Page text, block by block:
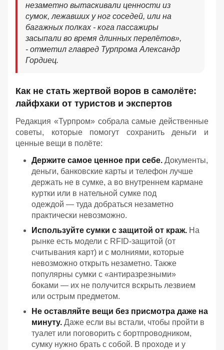
незаметно вытаскивали ценности из
сумок, лежавших у ног соседей, или на
багажных полках - кога пассажиры
засыпали во время длинных перелётов»,
- отметил главред Турпрома Александр
Гордиец.
Как не стать жертвой воров в самолёте:
лайфхаки от туристов и экспертов
Редакция «Турпром» собрала самые действенные
советы, которые помогут сохранить деньги и
ценные вещи в полёте:
Держите самое ценное при себе. Документы,
деньги, банковские карты и телефон лучше
держать не в сумке, а во внутреннем кармане
куртки или в нательной сумке под
одеждой — туда добраться незаметно
практически невозможно.
Используйте сумки с защитой от краж. На
рынке есть модели с RFID‑защитой (от
считывания карт) и с молниями, которые
невозможно открыть незаметно. Также
популярны сумки с «антиразрезными»
боками — их не получится вскрыть лезвием
или острым предметом.
Не оставляйте вещи без присмотра даже на
минуту. Даже если вы встали, чтобы пройти в
туалет или поговорить с бортпроводником,
сумку нужно брать с собой. В проходе и у